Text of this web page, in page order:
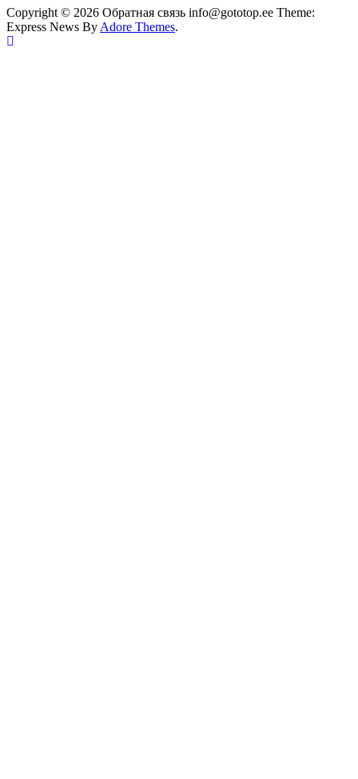
Copyright © 2026 Обратная связь info@gototop.ee Theme:
Express News By Adore Themes.